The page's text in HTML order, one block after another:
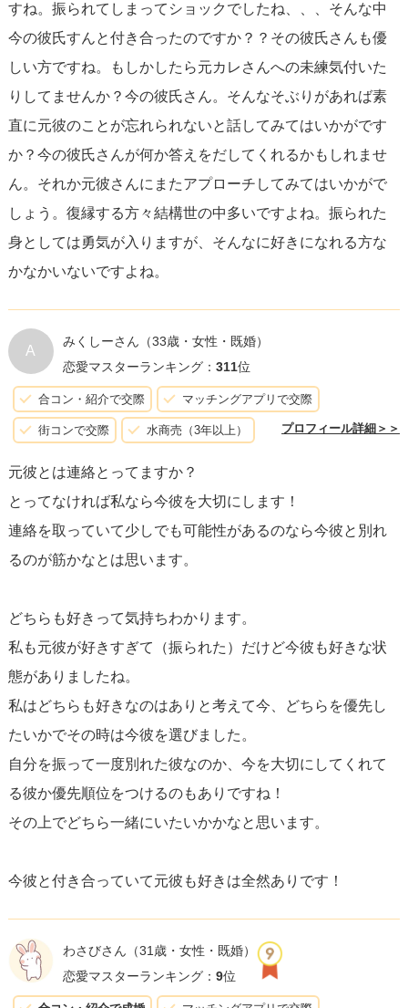
は一度距離を置いて自分自身の心の整理をするべきかの決
断が必要です。 他の誰かと比べて誰が好きかを量るのでは
なく、自分がどうありたいのか、どんな関係を築きたいの
かを基準に考えることが重要です。
孤立した答えを見つけるのは難しいかもしれませんが、自
分の心に正直でいることが、長期的には最善の道を選ぶ手
助けになります。自らの幸せを追求する際には、誠実さと
勇気を持って前に進むことが大切です。
すね。振られてしまってショックでしたね、、、そんな中
今の彼氏すんと付き合ったのですか？？その彼氏さんも優
しい方ですね。もしかしたら元カレさんへの未練気付いた
りしてませんか？今の彼氏さん。そんなそぶりがあれば素
直に元彼のことが忘れられないと話してみてはいかがです
か？今の彼氏さんが何か答えをだしてくれるかもしれませ
ん。それか元彼さんにまたアプローチしてみてはいかがで
しょう。復縁する方々結構世の中多いですよね。振られた
身としては勇気が入りますが、そんなに好きになれる方な
かなかいないですよね。
A
みくしーさん （33歳・女性・既婚）
恋愛マスターランキング： 311位
合コン・紹介で交際 マッチングアプリで交際
街コンで交際 水商売（3年以上） プロフィール詳細＞＞
元彼とは連絡とってますか？
とってなければ私なら今彼を大切にします！
連絡を取っていて少しでも可能性があるのなら今彼と別れ
るのが筋かなとは思います。
どちらも好きって気持ちわかります。
私も元彼が好きすぎて（振られた）だけど今彼も好きな状
態がありましたね。
私はどちらも好きなのはありと考えて今、どちらを優先し
たいかでその時は今彼を選びました。
自分を振って一度別れた彼なのか、今を大切にしてくれて
る彼か優先順位をつけるのもありですね！
その上でどちら一緒にいたいかかなと思います。
今彼と付き合っていて元彼も好きは全然ありです！
わさびさん （31歳・女性・既婚）
恋愛マスターランキング： 9位